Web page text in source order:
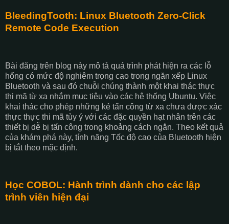
BleedingTooth: Linux Bluetooth Zero-Click
Remote Code Execution
Bài đăng trên blog này mô tả quá trình phát hiện ra các lỗ
hổng có mức độ nghiêm trọng cao trong ngăn xếp Linux
Bluetooth và sau đó chuỗi chúng thành một khai thác thực
thi mã từ xa nhắm mục tiêu vào các hệ thống Ubuntu. Việc
khai thác cho phép những kẻ tấn công từ xa chưa được xác
thực thực thi mã tùy ý với các đặc quyền hạt nhân trên các
thiết bị dễ bị tấn công trong khoảng cách ngắn. Theo kết quả
của khám phá này, tính năng Tốc độ cao của Bluetooth hiện
bị tắt theo mặc định.
Học COBOL: Hành trình dành cho các lập
trình viên hiện đại